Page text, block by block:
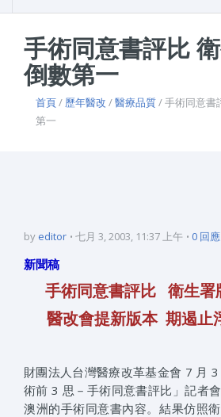
手術同意書評比
倒數第一
首頁/ 歷年醫改 /醫療品質/ 手術同意書
第一
by editor 七月 3, 2003, 11:37 上午 0 回應
新聞稿
手術同意書評比 衛生署
醫改會提新版本 期遏止
財團法人台灣醫療改革基金會 7 月 3
術前 3 思－手術同意書評比」記者
澳洲的手術同意書內容。結果仿照